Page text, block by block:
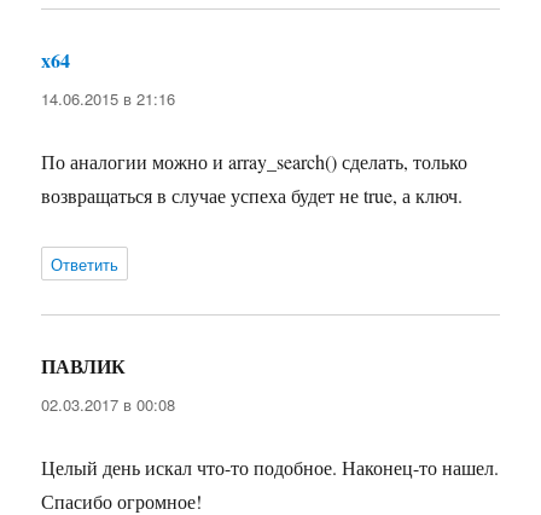
x64
14.06.2015 в 21:16
По аналогии можно и array_search() сделать, только
возвращаться в случае успеха будет не true, а ключ.
Ответить
ПАВЛИК
02.03.2017 в 00:08
Целый день искал что-то подобное. Наконец-то нашел.
Спасибо огромное!